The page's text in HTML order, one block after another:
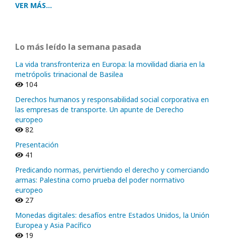
VER MÁS...
Lo más leído la semana pasada
La vida transfronteriza en Europa: la movilidad diaria en la
metrópolis trinacional de Basilea
104
Derechos humanos y responsabilidad social corporativa en
las empresas de transporte. Un apunte de Derecho
europeo
82
Presentación
41
Predicando normas, pervirtiendo el derecho y comerciando
armas: Palestina como prueba del poder normativo
europeo
27
Monedas digitales: desafíos entre Estados Unidos, la Unión
Europea y Asia Pacífico
19